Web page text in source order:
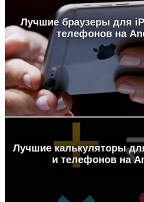
Лучшие браузеры для
телефонов на
Лучшие калькуляторы
и телефонов на